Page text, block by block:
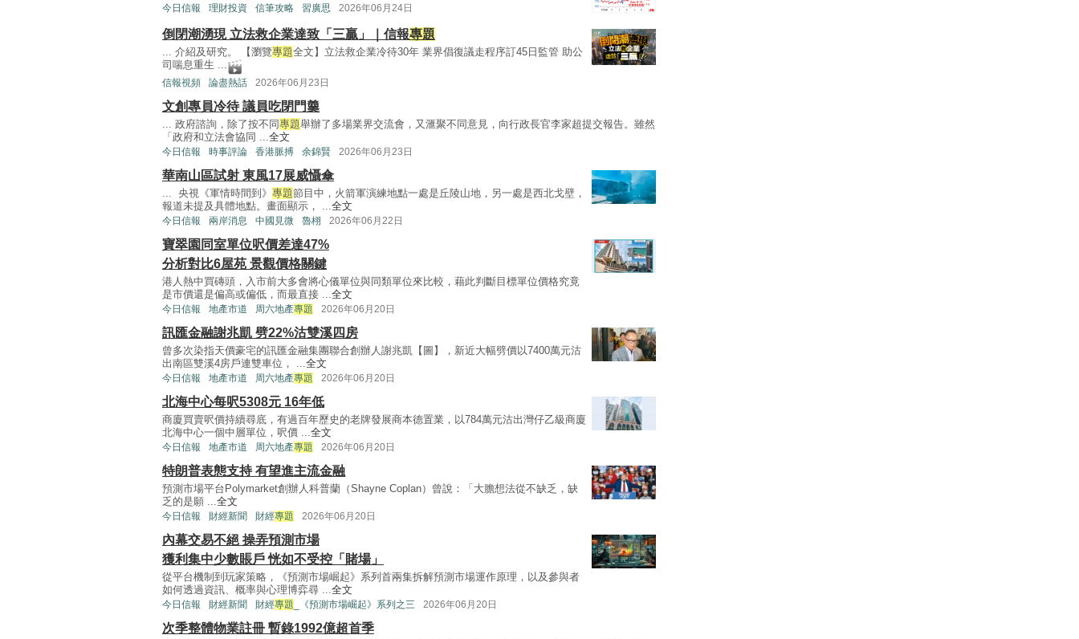
今日信報 理財投資 信筆攻略 習廣思 2026年06月24日
倒閉潮湧現 立法救企業達致「三贏」｜信報專題
... 介紹及研究。 【瀏覽專題全文】立法救企業冷待30年 業界倡復議走程序訂45日監管 助公
司喘息重生 ...
信報視頻 論盡熱話 2026年06月23日
文創專員冷待 議員吃閉門羹
... 政府諮詢，除了按不同專題舉辦了多場業界交流會，又滙聚不同意見，向行政長官李家超提交報告。雖然
「政府和立法會協同 ...全文
今日信報 時事評論 香港脈搏 余錦賢 2026年06月23日
華南山區試射 東風17展威懾傘
... 央視《軍情時間到》 專題節目中，火箭軍演練地點一處是丘陵山地，另一處是西北戈壁，
報道未提及具體地點。畫面顯示， ...全文
今日信報 兩岸消息 中國見微 魯栩 2026年06月22日
寶翠園同室單位呎價差達47%
分析對比6屋苑 景觀價格關鍵
港人熱中買磚頭，入市前大多會將心儀單位與同類單位來比較，藉此判斷目標單位價格究竟
是市價還是偏高或偏低，而最直接 ...全文
今日信報 地產市道 周六地產專題 2026年06月20日
訊匯金融謝兆凱 劈22%沽雙溪四房
曾多次染指天價豪宅的訊匯金融集團聯合創辦人謝兆凱【圖】，新近大幅劈價以7400萬元沽
出南區雙溪4房戶連雙車位， ...全文
今日信報 地產市道 周六地產專題 2026年06月20日
北海中心每呎5308元 16年低
商廈買賣呎價持續尋底，有過百年歷史的老牌發展商本德置業，以784萬元沽出灣仔乙級商廈
北海中心一個中層單位，呎價 ...全文
今日信報 地產市道 周六地產專題 2026年06月20日
特朗普表態支持 有望進主流金融
預測市場平台Polymarket創辦人科普蘭（Shayne Coplan）曾說：「大膽想法從不缺乏，缺
乏的是願 ...全文
今日信報 財經新聞 財經專題 2026年06月20日
內幕交易不絕 操弄預測市場
獲利集中少數賬戶 恍如不受控「賭場」
從平台機制到玩家策略，《預測市場崛起》系列首兩集拆解預測市場運作原理，以及參與者
如何透過資訊、概率與心理博弈尋 ...全文
今日信報 財經新聞 財經專題 _《預測市場崛起》系列之三 2026年06月20日
次季整體物業註冊 暫錄1992億超首季